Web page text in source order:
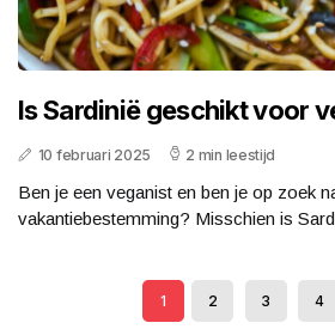
Is Sardinië geschikt voor
10 februari 2025 2 min leestijd
Ben je een veganist en ben je op zoek
vakantiebestemming? Misschien is
1 2 3 4